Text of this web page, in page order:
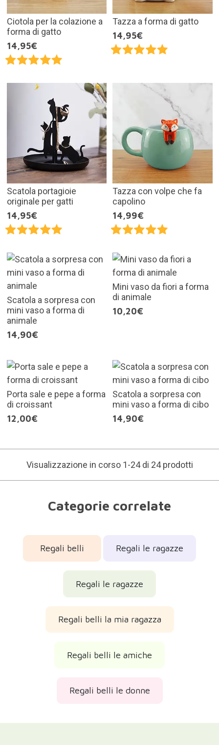
Ciotola per la colazione a
forma di gatto
14,95€
Tazza a forma di gatto
14,95€
Scatola portagioie
originale per gatti
14,95€
Tazza con volpe che fa
capolino
14,99€
Scatola a sorpresa con
mini vaso a forma di
animale
14,90€
Mini vaso da fiori a forma
di animale
10,20€
Porta sale e pepe a forma
di croissant
12,00€
Scatola a sorpresa con
mini vaso a forma di cibo
14,90€
Visualizzazione in corso 1-24 di 24 prodotti
Categorie correlate
Regali belli Regali le ragazze
Regali le ragazze
Regali belli la mia ragazza
Regali belli le amiche
Regali belli le donne